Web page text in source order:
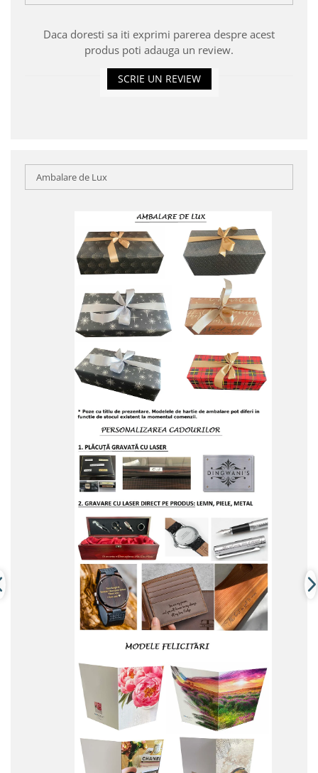
Daca doresti sa iti exprimi parerea despre acest
produs poti adauga un review.
SCRIE UN REVIEW
Ambalare de Lux